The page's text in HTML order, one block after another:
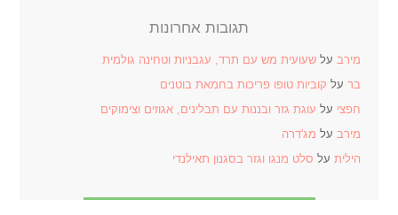
תגובות אחרונות
מירב עלשעועית מש עם תרד, עגבניות וטחינה גולמית
בר על קוביות טופו פריכות בחמאת בוטנים
חפצי על עוגת גזר ובננות עם תבלינים, אגוזים וצימוקים
מירב על מג'דרה
הילית על סלט מנגו וגזר בסגנון תאילנדי